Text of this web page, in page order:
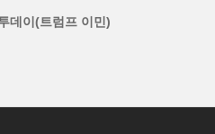
데이(트럼프 이민)